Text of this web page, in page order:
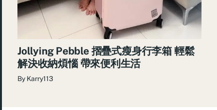
Jollying Pebble 摺疊式瘦身行李箱 輕鬆
解決收納煩惱 帶來便利生活
By Karry113